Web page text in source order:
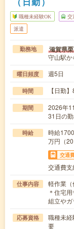
職種未経験OK 交
派遣
勤務地 滋賀県
守山駅
曜日頻度 週5日
時間 【日勤
期間
2026年
31日の
時給
時給
万円（
交通
交通費支
仕事内容
軽作業（
＊住宅
組立や
応募資格
職種未経
要